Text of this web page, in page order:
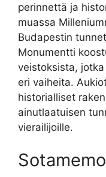
perinnettä ja
muassa
Budapestin
Monumentti
veistoksista,
eri vaiheita.
historialliset
ainutlaatuisen
vierailijoille.